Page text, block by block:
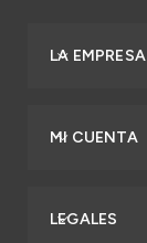
LA EMPRESA
MI CUENTA
LEGALES